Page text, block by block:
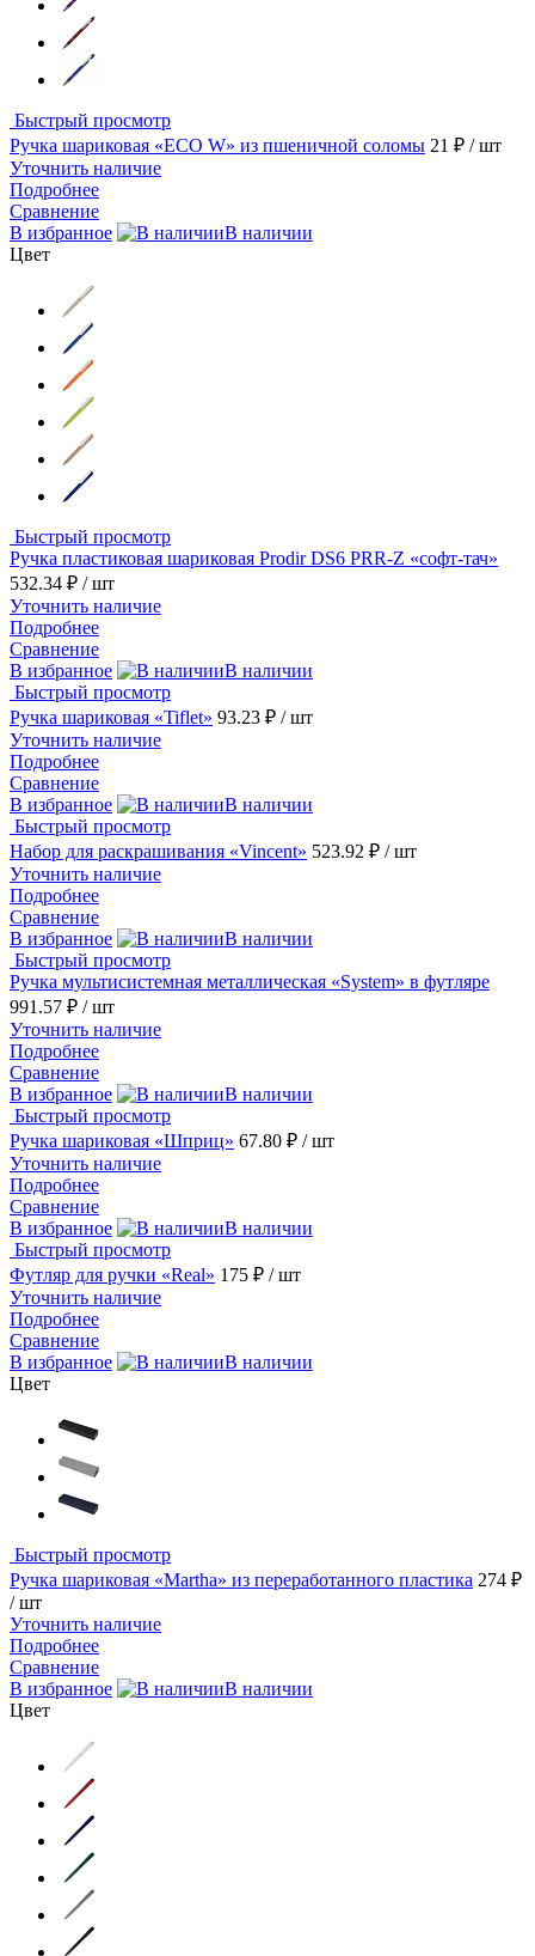
Быстрый просмотр
Ручка шариковая «ECO W» из пшеничной соломы 21 ₽ / шт
Уточнить наличие
Подробнее
Сравнение
В избранное
В наличии
Цвет
Быстрый просмотр
Ручка пластиковая шариковая Prodir DS6 PRR-Z «софт-тач»
532.34 ₽ / шт
Уточнить наличие
Подробнее
Сравнение
В избранное
В наличии
Быстрый просмотр
Ручка шариковая «Tiflet» 93.23 ₽ / шт
Уточнить наличие
Подробнее
Сравнение
В избранное
В наличии
Быстрый просмотр
Набор для раскрашивания «Vincent» 523.92 ₽ / шт
Уточнить наличие
Подробнее
Сравнение
В избранное
В наличии
Быстрый просмотр
Ручка мультисистемная металлическая «System» в футляре
991.57 ₽ / шт
Уточнить наличие
Подробнее
Сравнение
В избранное
В наличии
Быстрый просмотр
Ручка шариковая «Шприц» 67.80 ₽ / шт
Уточнить наличие
Подробнее
Сравнение
В избранное
В наличии
Быстрый просмотр
Футляр для ручки «Real» 175 ₽ / шт
Уточнить наличие
Подробнее
Сравнение
В избранное
В наличии
Цвет
Быстрый просмотр
Ручка шариковая «Martha» из переработанного пластика 274 ₽
/ шт
Уточнить наличие
Подробнее
Сравнение
В избранное
В наличии
Цвет